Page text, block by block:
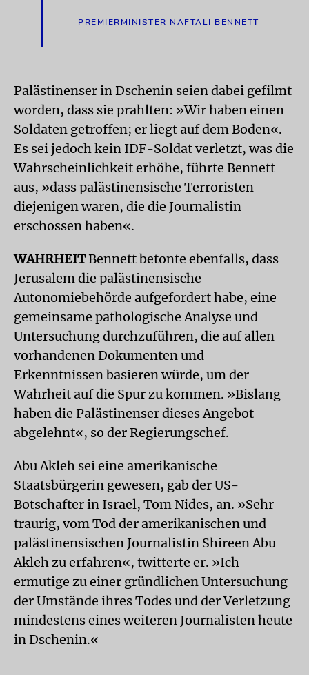
PREMIERMINISTER NAFTALI BENNETT
Palästinenser in Dschenin seien dabei gefilmt
worden, dass sie prahlten: »Wir haben einen
Soldaten getroffen; er liegt auf dem Boden«.
Es sei jedoch kein IDF-Soldat verletzt, was die
Wahrscheinlichkeit erhöhe, führte Bennett
aus, »dass palästinensische Terroristen
diejenigen waren, die die Journalistin
erschossen haben«.
WAHRHEITBennett betonte ebenfalls, dass
Jerusalem die palästinensische
Autonomiebehörde aufgefordert habe, eine
gemeinsame pathologische Analyse und
Untersuchung durchzuführen, die auf allen
vorhandenen Dokumenten und
Erkenntnissen basieren würde, um der
Wahrheit auf die Spur zu kommen. »Bislang
haben die Palästinenser dieses Angebot
abgelehnt«, so der Regierungschef.
Abu Akleh sei eine amerikanische
Staatsbürgerin gewesen, gab der US-
Botschafter in Israel, Tom Nides, an. »Sehr
traurig, vom Tod der amerikanischen und
palästinensischen Journalistin Shireen Abu
Akleh zu erfahren«, twitterte er. »Ich
ermutige zu einer gründlichen Untersuchung
der Umstände ihres Todes und der Verletzung
mindestens eines weiteren Journalisten heute
in Dschenin.«